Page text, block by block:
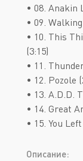
• 08. Anakin
• 09.
• 10. This
(3:15)
• 11.
• 12. Pozole
• 13. A.D.D.
• 14. Great
• 15. You
Описание: